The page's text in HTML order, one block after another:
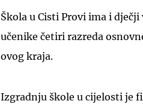
Škola u Cisti Provi ima i
učenike četiri razreda
ovog kraja.
Izgradnju škole u cijelosti je